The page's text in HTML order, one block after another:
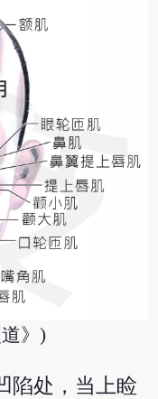
》)
陷处，当上睑